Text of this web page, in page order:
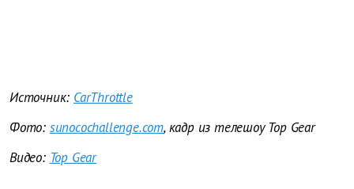
Источник: CarThrottle
Фото: sunocochallenge.com, кадр из телешоу Top Gear
Видео: Top Gear